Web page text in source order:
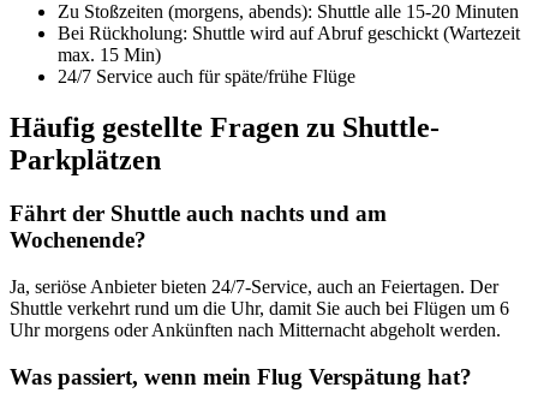
Zu Stoßzeiten (morgens, abends): Shuttle alle 15-20 Minuten
Bei Rückholung: Shuttle wird auf Abruf geschickt (Wartezeit
max. 15 Min)
24/7 Service auch für späte/frühe Flüge
Häufig gestellte Fragen zu Shuttle-
Parkplätzen
Fährt der Shuttle auch nachts und am
Wochenende?
Ja, seriöse Anbieter bieten 24/7-Service, auch an Feiertagen. Der
Shuttle verkehrt rund um die Uhr, damit Sie auch bei Flügen um 6
Uhr morgens oder Ankünften nach Mitternacht abgeholt werden.
Was passiert, wenn mein Flug Verspätung hat?